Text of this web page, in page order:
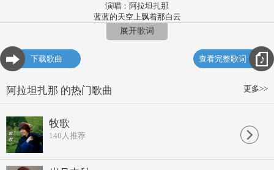
演唱：阿拉坦扎那
蓝蓝的天空上飘着那白云
白云的下面盖着雪白的羊群
羊群好像是斑斑的白银
盖着雪白的羊群
展开歌词
下载歌曲 查看完整歌词
更多>>
阿拉坦扎那 的热门歌曲
牧歌
140 人推荐